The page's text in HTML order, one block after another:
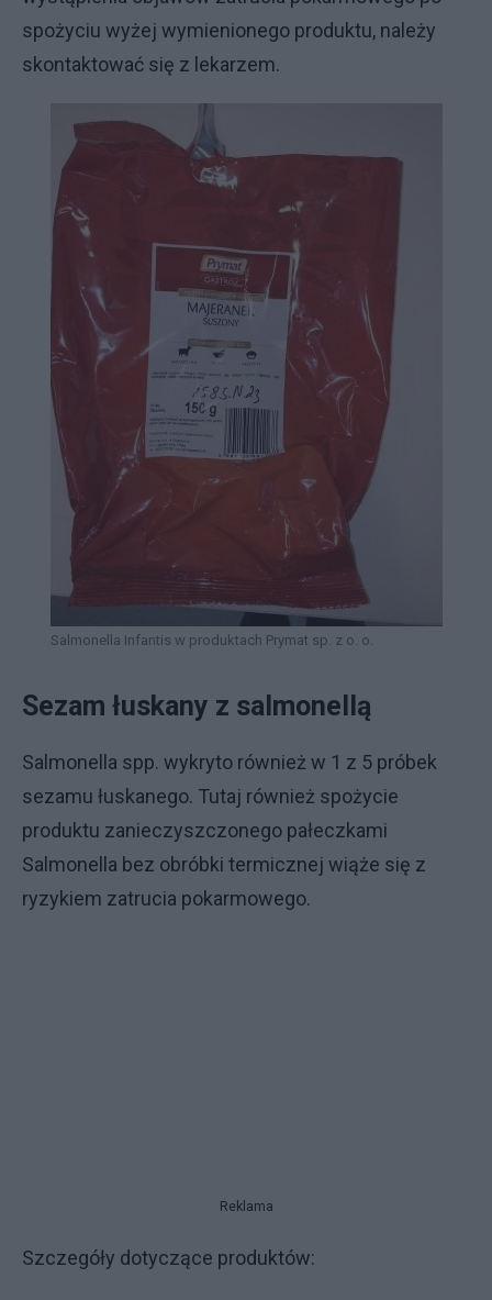
spożyciu wyżej wymienionego produktu, należy
skontaktować się z lekarzem.
Salmonella Infantis w produktach Prymat sp. z o. o.
Sezam łuskany z salmonellą
Salmonella spp. wykryto również w 1 z 5 próbek
sezamu łuskanego. Tutaj również spożycie
produktu zanieczyszczonego pałeczkami
Salmonella bez obróbki termicznej wiąże się z
ryzykiem zatrucia pokarmowego.
Reklama
Szczegóły dotyczące produktów: